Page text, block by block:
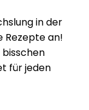
in der
Rezepte an!
bisschen
für jeden